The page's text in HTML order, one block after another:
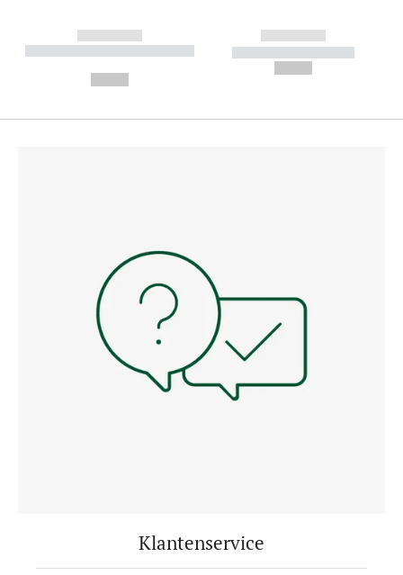
------------
----------- ----------- --------
------------
----------- -----------
Klantenservice